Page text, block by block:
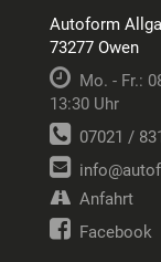
Autoform
73277 Owen
Mo. - Fr.:
13:30 Uhr
07021 /
Anfahrt
Facebook